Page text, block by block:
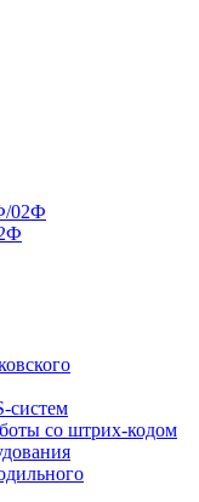
02Ф
систем
со штрих-кодом